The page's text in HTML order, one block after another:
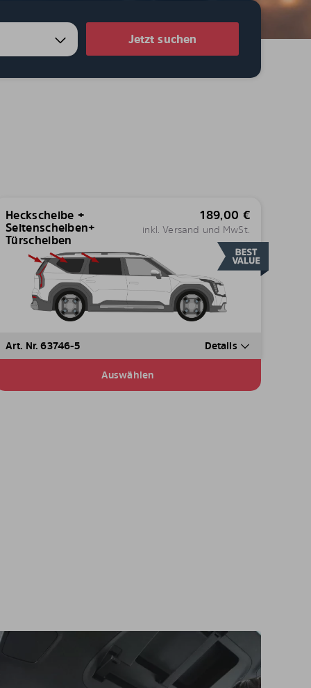
Jetzt suchen
Heckscheibe +
Seitenscheiben+
Türscheiben
189,00 €
inkl. Versand und MwSt.
Art. Nr. 63746-5 Details
Auswählen